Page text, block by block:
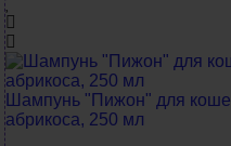
Шампунь "Пижон" для
абрикоса, 250 мл